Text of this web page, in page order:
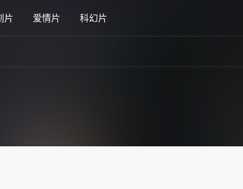
片 爱情片 科幻片